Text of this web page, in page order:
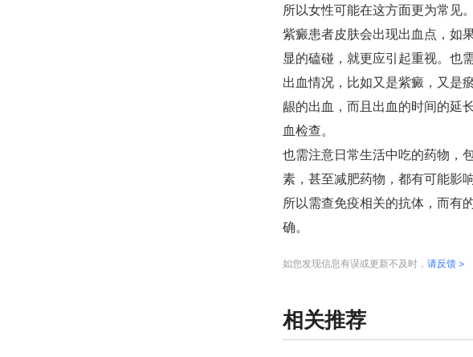
所以女性可能在这方面更为常见。
紫癜患者皮肤会出现出血点，如
显的磕碰，就更应引起重视。 也
出血情况，比如又是紫癜，又是
龈的出血，而且出血的时间的延
血检查。
也需注意日常生活中吃的药物，
素，甚至减肥药物，都有可能影
所以需查免疫相关的抗体，而有
确。
如您发现信息有误或更新不及时， 请反馈 >
相关推荐